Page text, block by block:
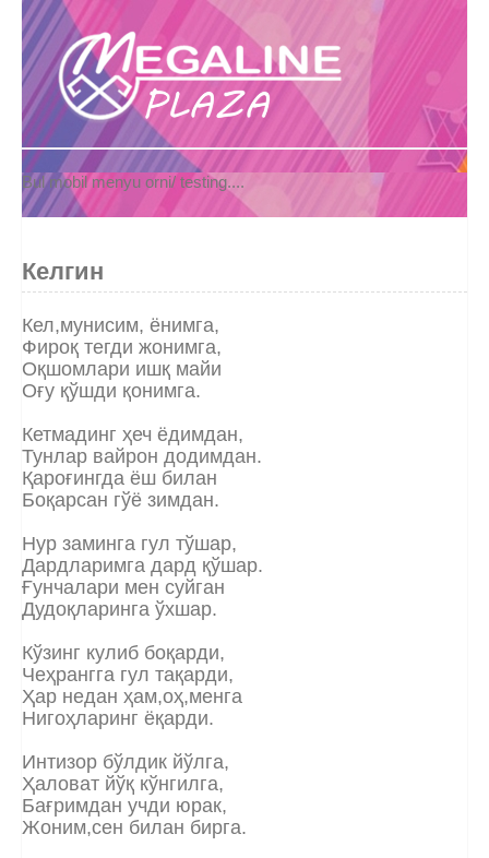
Bul mobil menyu orni/ testing....
Келгин
Кел,мунисим, ёнимга,
Фироқ тегди жонимга,
Оқшомлари ишқ майи
Оғу қўшди қонимга.
Кетмадинг ҳеч ёдимдан,
Тунлар вайрон додимдан.
Қароғингда ёш билан
Боқарсан гўё зимдан.
Нур заминга гул тўшар,
Дардларимга дард қўшар.
Ғунчалари мен суйган
Дудоқларинга ўxшар.
Кўзинг кулиб боқарди,
Чеҳрангга гул тақарди,
Ҳар недан ҳам,оҳ,менга
Нигоҳларинг ёқарди.
Интизор бўлдик йўлга,
Ҳаловат йўқ кўнгилга,
Бағримдан учди юрак,
Жоним,сен билан бирга.